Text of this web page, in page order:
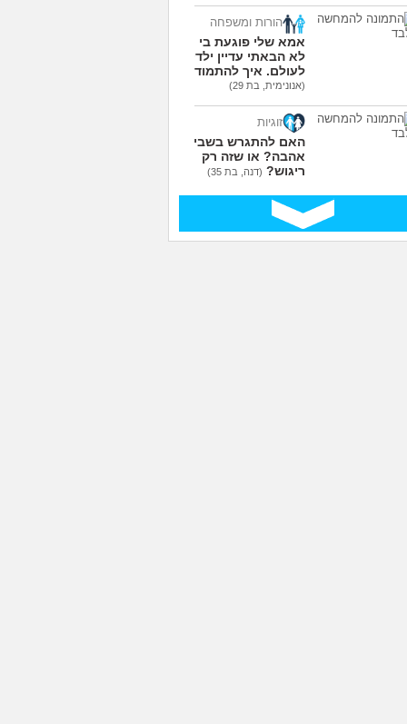
הורות ומשפחה
אמא שלי פוגעת בי כי
לא הבאתי עדיין ילדים
לעולם. איך להתמודד?
(אנונימית, בת 29)
זוגיות
האם להתגרש בשביל
אהבה? או שזה רק
ריגוש? (דנה, בת 35)